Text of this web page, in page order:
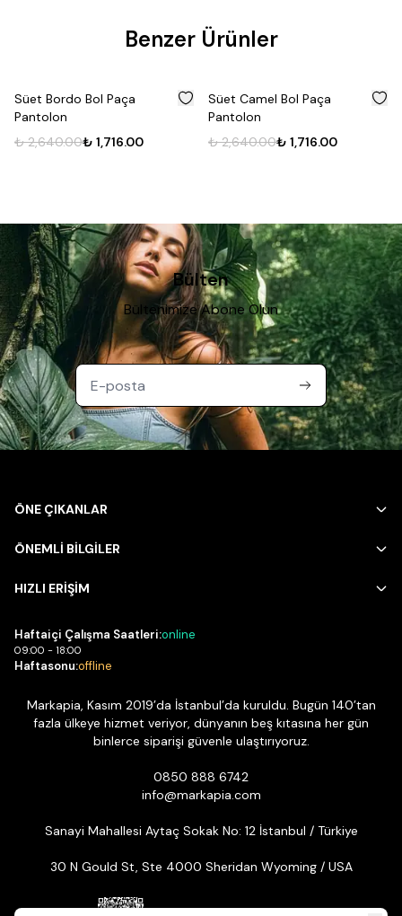
Benzer Ürünler
35
Süet Bordo Bol Paça
Pantolon
₺ 2,640.00₺ 1,716.00
Fırsat
Ürünü
35
Süet Camel Bol Paça
Pantolon
₺ 2,640.00₺ 1,716.00
Bülten
Bültenimize Abone Olun
ÖNE ÇIKANLAR
ÖNEMLİ BİLGİLER
HIZLI ERİŞİM
Haftaiçi Çalışma Saatleri:online
09:00 - 18:00
Haftasonu:offline
Markapia, Kasım 2019’da İstanbul’da kuruldu. Bugün 140’tan
fazla ülkeye hizmet veriyor, dünyanın beş kıtasına her gün
binlerce siparişi güvenle ulaştırıyoruz.
0850 888 6742
info@markapia.com
Sanayi Mahallesi Aytaç Sokak No: 12 İstanbul / Türkiye
30 N Gould St, Ste 4000 Sheridan Wyoming / USA